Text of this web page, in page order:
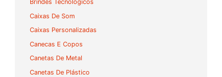
Brindes Tecnológicos
Caixas De Som
Caixas Personalizadas
Canecas E Copos
Canetas De Metal
Canetas De Plástico